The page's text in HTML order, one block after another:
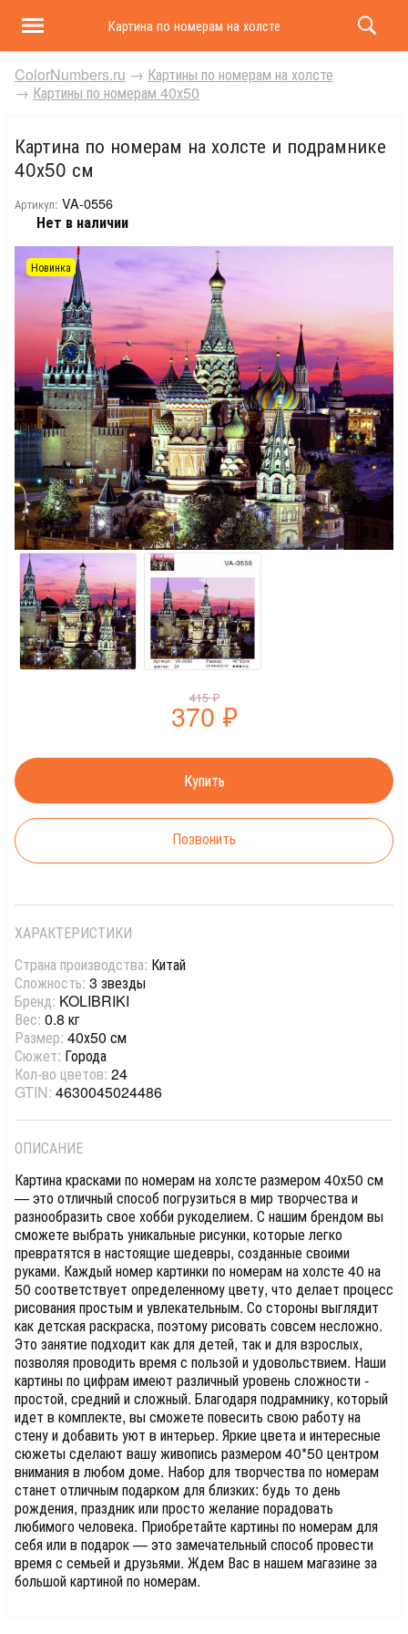
Картина по номерам на холсте и подрамнике 40х50
ColorNumbers.ru → Картины по номерам на холсте
→ Картины по номерам 40х50
Картина по номерам на холсте и подрамнике
40х50 см
Артикул: VA-0556
Нет в наличии
Новинка
415₽
370 ₽
Позвонить
ХАРАКТЕРИСТИКИ
Страна производства: Китай
Сложность: 3 звезды
Бренд: KOLIBRIKI
Вес: 0.8 кг
Размер: 40х50 см
Сюжет: Города
Кол-во цветов: 24
GTIN: 4630045024486
ОПИСАНИЕ
Картина красками по номерам на холсте размером 40х50 см
— это отличный способ погрузиться в мир творчества и
разнообразить свое хобби рукоделием. С нашим брендом вы
сможете выбрать уникальные рисунки, которые легко
превратятся в настоящие шедевры, созданные своими
руками. Каждый номер картинки по номерам на холсте 40 на
50 соответствует определенному цвету, что делает процесс
рисования простым и увлекательным. Со стороны выглядит
как детская раскраска, поэтому рисовать совсем несложно.
Это занятие подходит как для детей, так и для взрослых,
позволяя проводить время с пользой и удовольствием. Наши
картины по цифрам имеют различный уровень сложности -
простой, средний и сложный. Благодаря подрамнику, который
идет в комплекте, вы сможете повесить свою работу на
стену и добавить уют в интерьер. Яркие цвета и интересные
сюжеты сделают вашу живопись размером 40*50 центром
внимания в любом доме. Набор для творчества по номерам
станет отличным подарком для близких: будь то день
рождения, праздник или просто желание порадовать
любимого человека. Приобретайте картины по номерам для
себя или в подарок — это замечательный способ провести
время с семьей и друзьями. Ждем Вас в нашем магазине за
большой картиной по номерам.